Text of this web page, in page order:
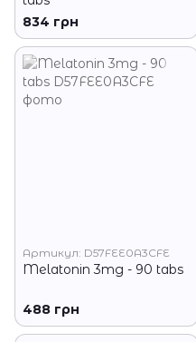
834 грн
Артикул: D57FEE0A3CFE
Melatonin 3mg - 90 tabs
488 грн